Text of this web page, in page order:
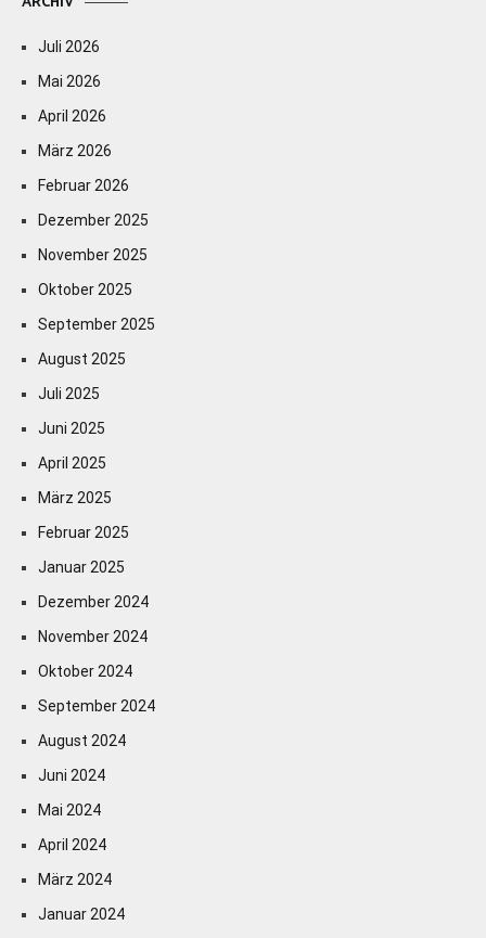
Juli 2026
Mai 2026
April 2026
März 2026
Februar 2026
Dezember 2025
November 2025
Oktober 2025
September 2025
August 2025
Juli 2025
Juni 2025
April 2025
März 2025
Februar 2025
Januar 2025
Dezember 2024
November 2024
Oktober 2024
September 2024
August 2024
Juni 2024
Mai 2024
April 2024
März 2024
Januar 2024